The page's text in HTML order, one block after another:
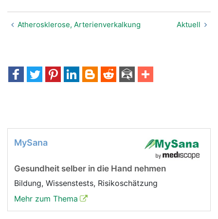
Atherosklerose, Arterienverkalkung Aktuell
MySana
Gesundheit selber in die Hand nehmen
Bildung, Wissenstests, Risikoschätzung
Mehr zum Thema